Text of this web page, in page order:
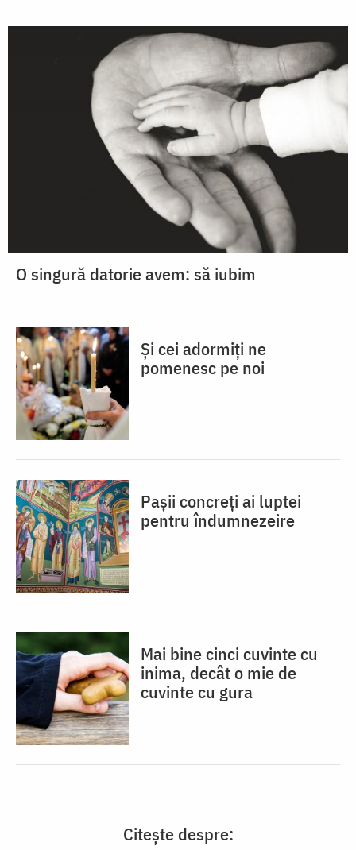
O singură datorie avem: să iubim
Și cei adormiți ne
pomenesc pe noi
Pașii concreți ai luptei
pentru îndumnezeire
Mai bine cinci cuvinte cu
inima, decât o mie de
cuvinte cu gura
Citește despre: